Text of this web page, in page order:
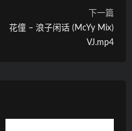
下一篇
花僮 – 浪子闲话 (McYy Mix)
VJ.mp4